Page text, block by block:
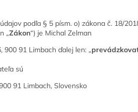
podľa § 5 písm. o) zákona č. 18/
„Zákon“) je Michal Zelman
900 91 Limbach ďalej len: „
sú
91 Limbach, Slovensko